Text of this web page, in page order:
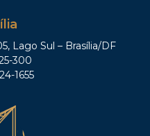
Lago Sul – Brasília/DF
300
1655